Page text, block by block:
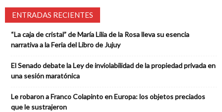
ENTRADAS RECIENTES
“La caja de cristal” de María Lilia de la Rosa lleva su esencia
narrativa a la Feria del Libro de Jujuy
El Senado debate la Ley de inviolabilidad de la propiedad privada en
una sesión maratónica
Le robaron a Franco Colapinto en Europa: los objetos preciados
que le sustrajeron